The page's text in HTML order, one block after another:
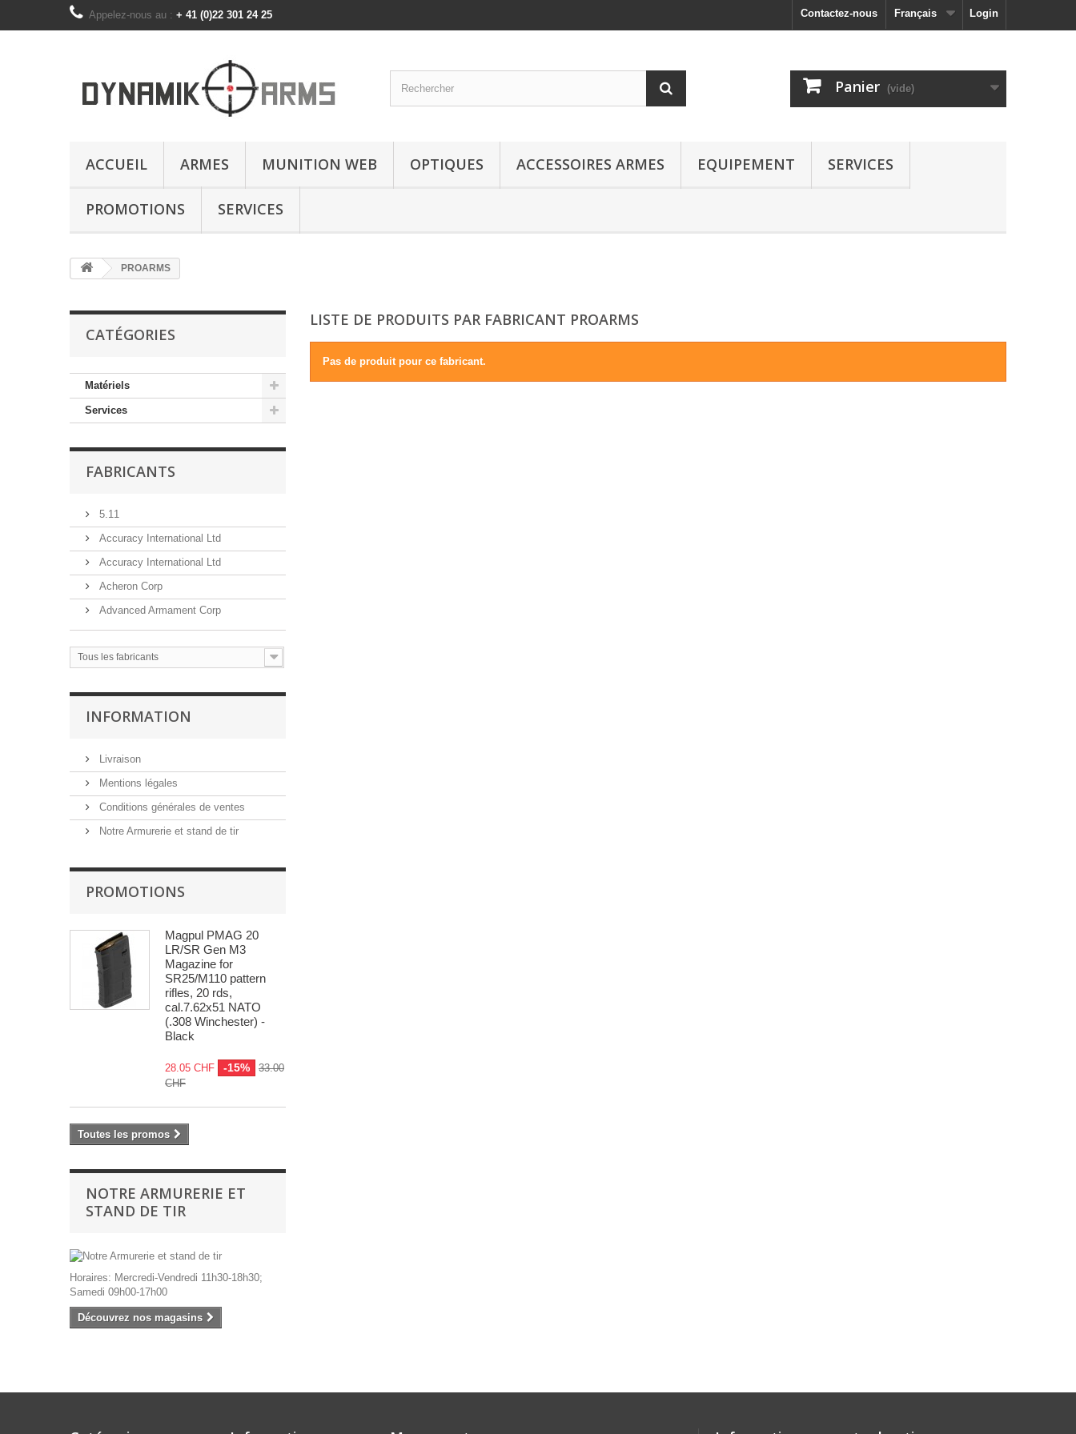
Login
Français
Contactez-nous
Appelez-nous au : + 41 (0)22 301 24 25
Panier (vide)
ACCUEIL ARMES MUNITION WEB OPTIQUES ACCESSOIRES ARMES EQUIPEMENT SERVICES
PROMOTIONS SERVICES
PROARMS
CATÉGORIES
Matériels
Services
FABRICANTS
5.11
Accuracy International Ltd
Accuracy International Ltd
Acheron Corp
Advanced Armament Corp
Tous les fabricants
INFORMATION
Livraison
Mentions légales
Conditions générales de ventes
Notre Armurerie et stand de tir
PROMOTIONS
Magpul PMAG 20
LR/SR Gen M3
Magazine for
SR25/M110 pattern
rifles, 20 rds,
cal.7.62x51 NATO
(.308 Winchester) -
Black
28.05 CHF -15%
33.00
CHF
Toutes les promos
NOTRE ARMURERIE ET
STAND DE TIR
Horaires: Mercredi-Vendredi 11h30-18h30;
Samedi 09h00-17h00
Découvrez nos magasins
LISTE DE PRODUITS PAR FABRICANT PROARMS
Pas de produit pour ce fabricant.